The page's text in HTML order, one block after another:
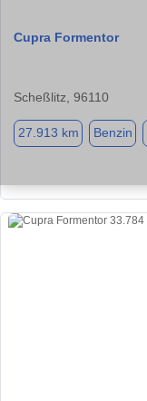
Cupra Formentor
Scheßlitz, 96110
27.913 km Benzin